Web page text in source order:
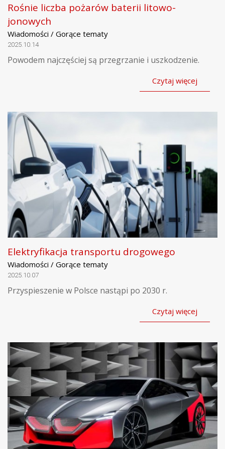
Rośnie liczba pożarów baterii litowo-
jonowych
Wiadomości / Gorące tematy
2025.10.14
Powodem najczęściej są przegrzanie i uszkodzenie.
Czytaj więcej
Elektryfikacja transportu drogowego
Wiadomości / Gorące tematy
2025.10.07
Przyspieszenie w Polsce nastąpi po 2030 r.
Czytaj więcej